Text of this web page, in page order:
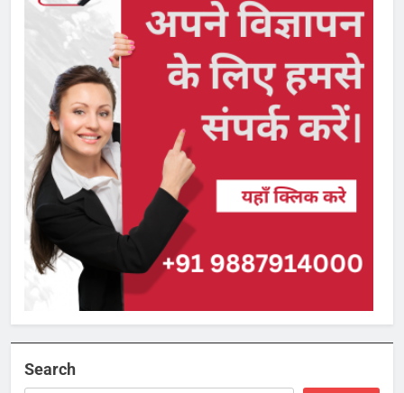
Search